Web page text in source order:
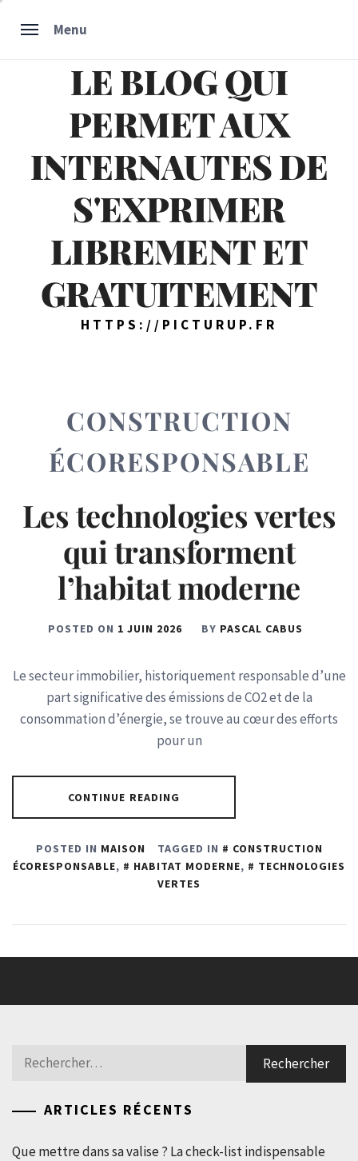
Menu
LE BLOG QUI
PERMET AUX
INTERNAUTES DE
S'EXPRIMER
LIBREMENT ET
GRATUITEMENT
HTTPS://PICTURUP.FR
CONSTRUCTION
ÉCORESPONSABLE
Les technologies vertes
qui transforment
l’habitat moderne
POSTED ON 1 JUIN 2026 BY PASCAL CABUS
Le secteur immobilier, historiquement responsable d’une
part significative des émissions de CO2 et de la
consommation d’énergie, se trouve au cœur des efforts
pour un
CONTINUE READING
POSTED IN MAISON TAGGED IN
CONSTRUCTION
ÉCORESPONSABLE, HABITAT MODERNE,
TECHNOLOGIES
VERTES
Rechercher :
ARTICLES RÉCENTS
Que mettre dans sa valise ? La check-list indispensable